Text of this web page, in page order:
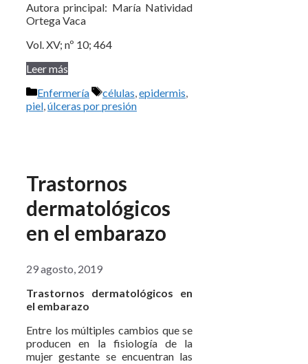
Autora principal: María Natividad
Ortega Vaca
Vol. XV; nº 10; 464
Leer más
Categorías
Enfermería Etiquetas
células,epidermis,
piel,úlceras por presión
Trastornos
dermatológicos
en el embarazo
29 agosto, 2019
Trastornos dermatológicos en
el embarazo
Entre los múltiples cambios que se
producen en la fisiología de la
mujer gestante se encuentran las